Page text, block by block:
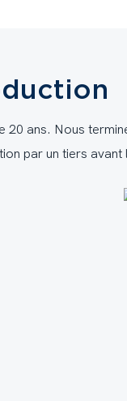
20 ans. Nous
par un tiers avant